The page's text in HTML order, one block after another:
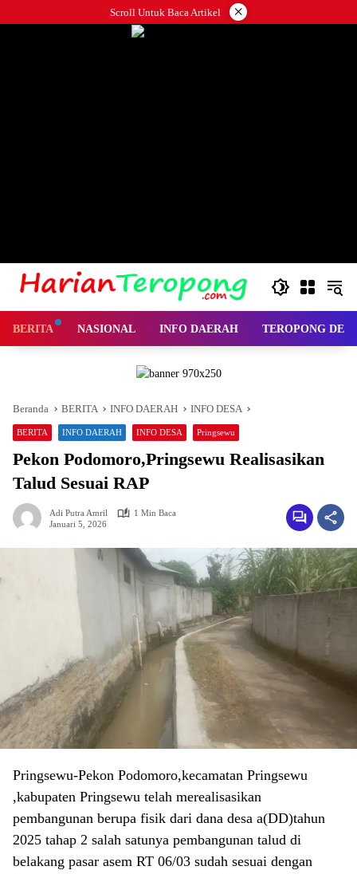
ke
Scroll Untuk Baca Artikel ×
BERITA NASIONAL INFO DAERAH TEROPONG
Beranda BERITA INFO DAERAH INFO DESA
BERITA INFO DAERAH INFO DESA Pringsewu
Pekon Podomoro,Pringsewu Realisasikan
Talud Sesuai RAP
Adi Putra Amril
1 Min Baca
Januari 5, 2026
Pringsewu-Pekon Podomoro,kecamatan Pringsewu
,kabupaten Pringsewu telah merealisasikan
pembangunan berupa fisik dari dana desa a(DD)tahun
2025 tahap 2 salah satunya pembangunan talud di
belakang pasar asem RT 06/03 sudah sesuai dengan